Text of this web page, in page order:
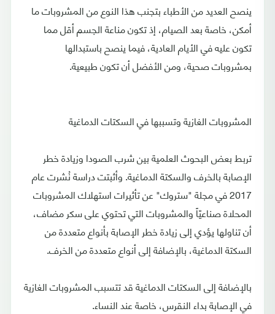
ينصح العديد من الأطباء بتجنب هذا النوع من المشروبات ما
أمكن، خاصة بعد الصيام، إذ تكون مناعة الجسم أقل مما
تكون عليه في الأيام العادية، فيما ينصح باستبدالها
بمشروبات صحية، ومن الأفضل أن تكون طبيعية.
المشروبات الغازية وتسببها في السكتات الدماغية
تربط بعض البحوث العلمية بين شرب الصودا وزيادة خطر
الإصابة بالخرف والسكتة الدماغية. وأثبتت دراسة نُشرت عام
2017 في مجلة "ستروك" عن تأثيرات استهلاك المشروبات
المحلاة صناعيّاً والمشروبات التي تحتوي على سكر مضاف،
أن تناولها يؤدي إلى زيادة خطر الإصابة بأنواع متعددة من
السكتة الدماغية، بالإضافة إلى أنواع متعددة من الخرف.
بالإضافة إلى السكتات الدماغية قد تتسبب المشروبات الغازية
في الإصابة بداء النقرس، خاصة عند النساء.